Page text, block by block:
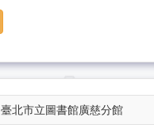
臺北市立圖書館廣慈分館